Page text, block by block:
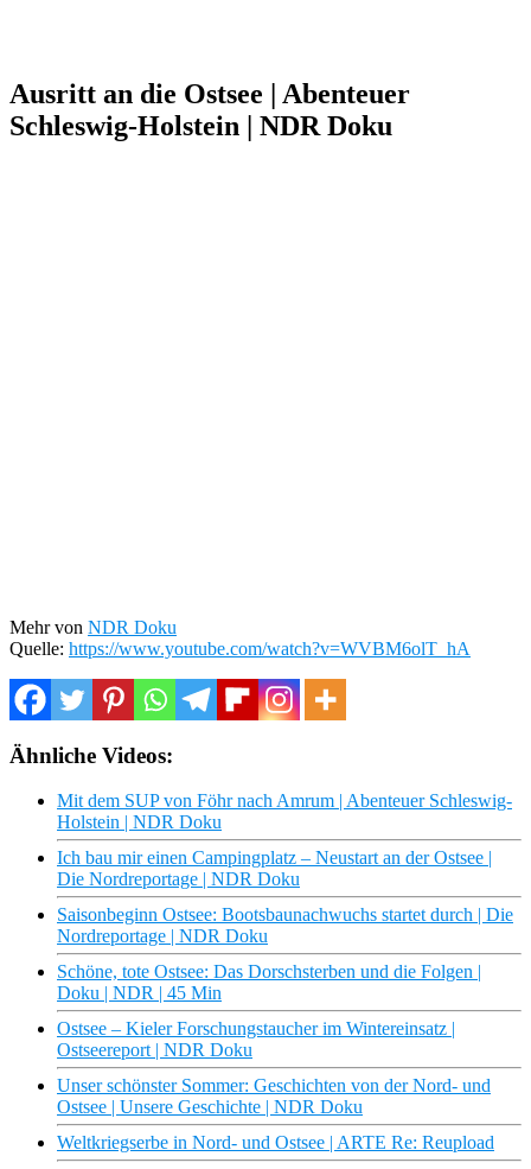
Ausritt an die Ostsee | Abenteuer
Schleswig-Holstein | NDR Doku
Mehr von NDR Doku
Quelle: https://www.youtube.com/watch?v=WVBM6olT_hA
Ähnliche Videos:
Mit dem SUP von Föhr nach Amrum | Abenteuer Schleswig-
Holstein | NDR Doku
Ich bau mir einen Campingplatz – Neustart an der Ostsee |
Die Nordreportage | NDR Doku
Saisonbeginn Ostsee: Bootsbaunachwuchs startet durch | Die
Nordreportage | NDR Doku
Schöne, tote Ostsee: Das Dorschsterben und die Folgen |
Doku | NDR | 45 Min
Ostsee – Kieler Forschungstaucher im Wintereinsatz |
Ostseereport | NDR Doku
Unser schönster Sommer: Geschichten von der Nord- und
Ostsee | Unsere Geschichte | NDR Doku
Weltkriegserbe in Nord- und Ostsee | ARTE Re: Reupload